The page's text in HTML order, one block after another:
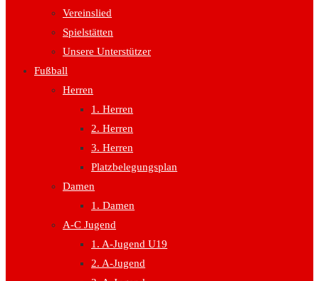
Vereinslied
Spielstätten
Unsere Unterstützer
Fußball
Herren
1. Herren
2. Herren
3. Herren
Platzbelegungsplan
Damen
1. Damen
A-C Jugend
1. A-Jugend U19
2. A-Jugend